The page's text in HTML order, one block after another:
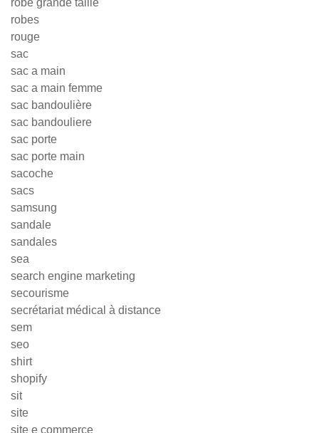
robe grande taille
robes
rouge
sac
sac a main
sac a main femme
sac bandoulière
sac bandouliere
sac porte
sac porte main
sacoche
sacs
samsung
sandale
sandales
sea
search engine marketing
secourisme
secrétariat médical à distance
sem
seo
shirt
shopify
sit
site
site e commerce